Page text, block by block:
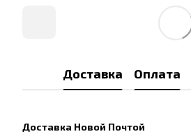
Доставка Оплата
Доставка Новой Почтой